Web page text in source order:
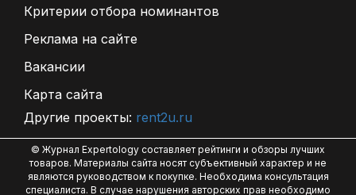
Критерии отбора номинантов
Реклама на сайте
Вакансии
Карта сайта
Другие проекты: rent2u.ru
© Журнал Expertology составляет рейтинги и обзоры лучших
товаров. Материалы сайта носят субъективный характер и не
являются руководством к покупке. Необходима консультация
специалиста. В случае нарушения авторских прав необходимо